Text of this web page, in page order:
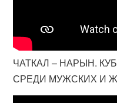
ЧАТКАЛ – НАРЫН.
СРЕДИ МУЖСКИХ И